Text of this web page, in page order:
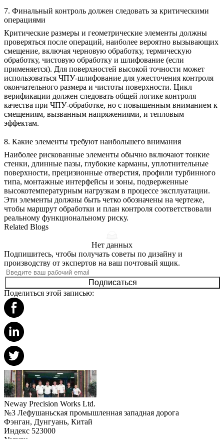
7. Финальный контроль должен следовать за критическими
операциями
Критические размеры и геометрические элементы должны
проверяться после операций, наиболее вероятно вызывающих
смещение, включая черновую обработку, термическую
обработку, чистовую обработку и шлифование (если
применяется). Для поверхностей высокой точности может
использоваться ЧПУ-шлифование для ужесточения контроля
окончательного размера и чистоты поверхности. Цикл
верификации должен следовать общей логике контроля
качества при ЧПУ-обработке, но с повышенным вниманием к
смещениям, вызванным напряжениями, и тепловым
эффектам.
8. Какие элементы требуют наибольшего внимания
Наиболее рискованные элементы обычно включают тонкие
стенки, длинные пазы, глубокие карманы, уплотнительные
поверхности, прецизионные отверстия, профили турбинного
типа, монтажные интерфейсы и зоны, подверженные
высокотемпературным нагрузкам в процессе эксплуатации.
Эти элементы должны быть четко обозначены на чертеже,
чтобы маршрут обработки и план контроля соответствовали
реальному функциональному риску.
Related Blogs
Нет данных
Подпишитесь, чтобы получать советы по дизайну и
производству от экспертов на ваш почтовый ящик.
Подписаться
Поделиться этой записью:
Neway Precision Works Ltd.
№3 Лефушаньская промышленная западная дорога
Фэнган, Дунгуань, Китай
Индекс 523000